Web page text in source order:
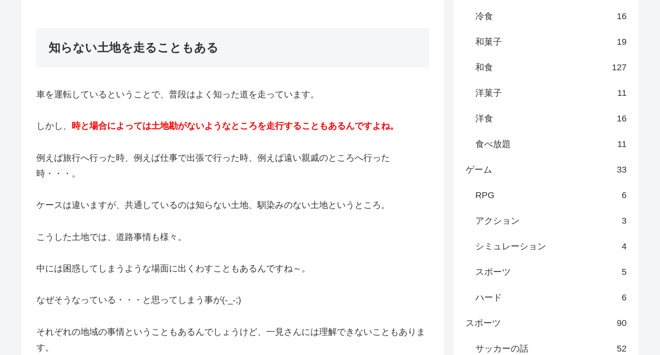
知らない土地を走ることもある
車を運転しているということで、普段はよく知った道を走っています。
しかし、 時と場合によっては土地勘がないようなところを走行することもあるんですよね。
例えば旅行へ行った時、例えば仕事で出張で行った時、例えば遠い親戚のところへ行った
時・・・。
ケースは違いますが、共通しているのは知らない土地、馴染みのない土地というところ。
こうした土地では、道路事情も様々。
中には困惑してしまうような場面に出くわすこともあるんですね～。
なぜそうなっている・・・と思ってしまう事が(-_-;)
それぞれの地域の事情ということもあるんでしょうけど、一見さんには理解できないこともありま
す。
冷食 16
和菓子 19
和食 127
洋菓子 11
洋食 16
食べ放題 11
ゲーム 33
RPG 6
アクション 3
シミュレーション 4
スポーツ 5
ハード 6
スポーツ 90
サッカーの話 52